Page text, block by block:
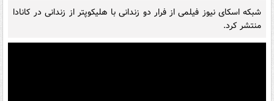
شبکه اسکای نیوز فیلمی از فرار دو زندانی با هلیکوپتر از زندانی در کانادا
منتشر کرد.